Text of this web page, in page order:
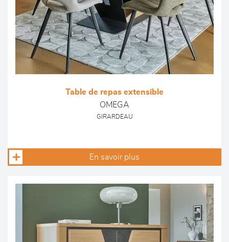
Table de repas extensible
OMEGA
GIRARDEAU
En savoir plus